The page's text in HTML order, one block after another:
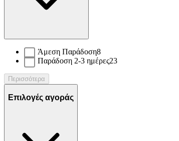
Άμεση Παράδοση8
Παράδοση 2-3 ημέρες23
Περισσότερα
Επιλογές αγοράς